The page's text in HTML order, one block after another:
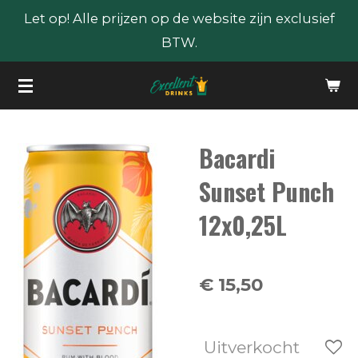
naar
de
hoofdinhoud
Let op! Alle prijzen op de website zijn exclusief
BTW.
Bacardi
Sunset Punch
12x0,25L
€ 15,50
Uitverkocht